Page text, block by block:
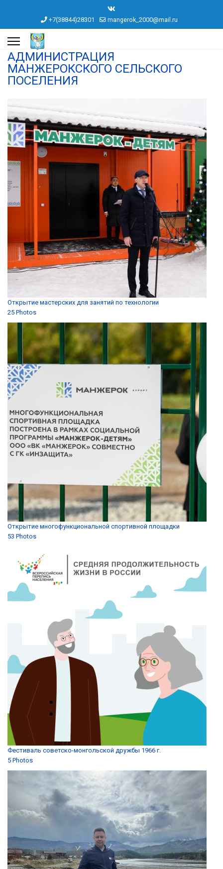
+7(38844)28301 mangerok_2000@mail.ru
АДМИНИСТРАЦИЯ
МАНЖЕРОКСКОГО СЕЛЬСКОГО
ПОСЕЛЕНИЯ
Открытие мастерских для занятий по технологии
25 Photos
Открытие многофункциональной спортивной площадки
53 Photos
Фестиваль советско-монгольской дружбы 1966 г.
5 Photos